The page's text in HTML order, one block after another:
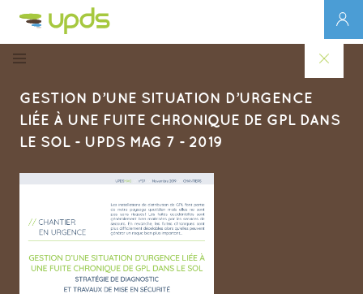
GESTION D’UNE SITUATION D’URGENCE
LIÉE À UNE FUITE CHRONIQUE DE GPL DANS
LE SOL - UPDS MAG 7 - 2019